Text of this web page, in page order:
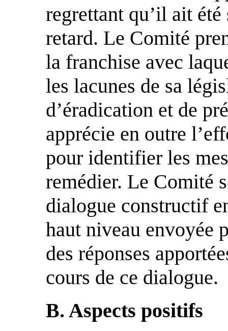
regrettant qu’il ait
retard. Le Comité
la franchise avec
les lacunes de sa
d’éradication et de
apprécie en outre
pour identifier les
remédier. Le Comité
dialogue constructif
haut niveau envoyée
des réponses
cours de ce dialogue.
B. Aspects positifs